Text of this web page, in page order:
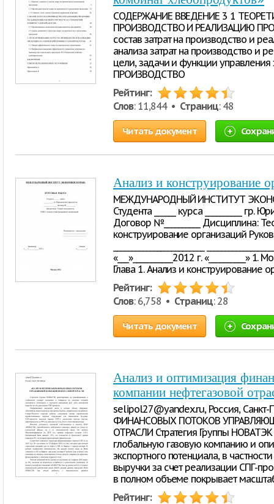
СОДЕРЖАНИЕ ВВЕДЕНИЕ 3 1
ПРОИЗВОДСТВО И РЕАЛИЗАЦИЮ
состав затрат на производство и
анализа затрат на производство и
цели, задачи и функции
ПРОИЗВОДСТВО
Рейтинг:
Слов: 11,844 • Страниц: 48
Читать документ
Анализ и конструирование
МЕЖДУНАРОДНЫЙ ИНСТИТУТ
Студента ______ курса __________ гр.
Договор №__________ Дисциплина:
конструирование организаций
«___»___________2012 г.
Глава 1. Анализ и конструирование
Рейтинг:
Слов: 6,758 • Страниц: 28
Читать документ
Анализ и оптимизация
компании нефтегазовой
selipol27@yandex.ru, Россия,
ФИНАНСОВЫХ ПОТОКОВ
ОТРАСЛИ Стратегия Группы
глобальную газовую компанию и
экспортного потенциала, в
выручки за счет реализации СПГ-
в полном объеме покрывает
Рейтинг: